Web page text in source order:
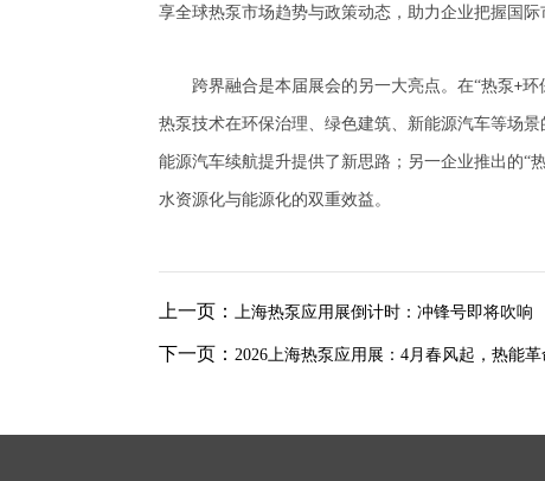
享全球热泵市场趋势与政策动态，助力企业把握国际
跨界融合是本届展会的另一大亮点。在“热泵+环
热泵技术在环保治理、绿色建筑、新能源汽车等场
能源汽车续航提升提供了新思路；另一企业推出的“
水资源化与能源化的双重效益。
上一页： 上海热泵应用展倒计时：冲锋号即将吹响
下一页： 2026上海热泵应用展：4月春风起，热能